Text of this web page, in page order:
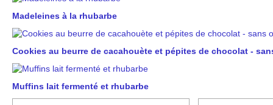
Madeleines à la rhubarbe
Cookies au beurre de cacahouète et pépites de chocolat -
Muffins lait fermenté et rhubarbe